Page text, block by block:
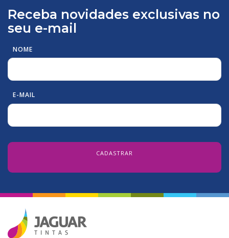
Receba novidades exclusivas no
seu e-mail
NOME
E-MAIL